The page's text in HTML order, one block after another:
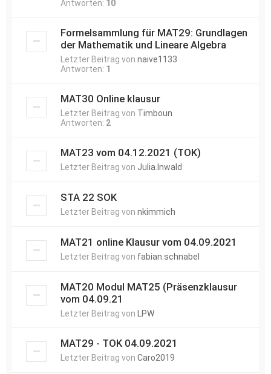
Antworten: 10
Formelsammlung für MAT29: Grundlagen
der Mathematik und Lineare Algebra
Letzter Beitrag von naive1133
Antworten: 1
MAT30 Online klausur
Letzter Beitrag von Timboun
Antworten: 2
MAT23 vom 04.12.2021 (TOK)
Letzter Beitrag von Julia.Inwald
STA 22 SOK
Letzter Beitrag von nkimmich
MAT21 online Klausur vom 04.09.2021
Letzter Beitrag von fabian.schnabel
MAT20 Modul MAT25 (Präsenzklausur
vom 04.09.21
Letzter Beitrag von LPW
MAT29 - TOK 04.09.2021
Letzter Beitrag von Caro2019